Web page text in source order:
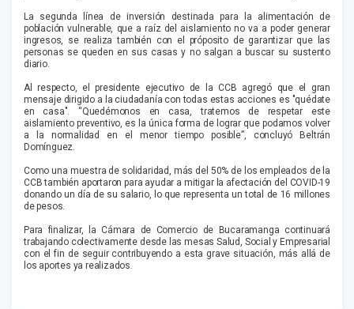
La segunda línea de inversión destinada para la alimentación de
población vulnerable, que a raíz del aislamiento no va a poder generar
ingresos, se realiza también con el próposito de garantizar que las
personas se queden en sus casas y no salgan a buscar su sustento
diario.
Al respecto, el presidente ejecutivo de la CCB agregó que el gran
mensaje dirigido a la ciudadanía con todas estas acciones es "quédate
en casa". “Quedémonos en casa, tratemos de respetar este
aislamiento preventivo, es la única forma de lograr que podamos volver
a la normalidad en el menor tiempo posible”, concluyó Beltrán
Domínguez.
Como una muestra de solidaridad, más del 50% de los empleados de la
CCB también aportaron para ayudar a mitigar la afectación del COVID-19
donando un día de su salario, lo que representa un total de 16 millones
de pesos.
Para finalizar, la Cámara de Comercio de Bucaramanga continuará
trabajando colectivamente desde las mesas Salud, Social y Empresarial
con el fin de seguir contribuyendo a esta grave situación, más allá de
los aportes ya realizados.